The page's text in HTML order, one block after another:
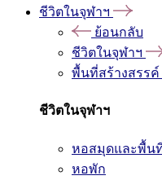
ชีวิตในจุฬาฯ
ย้อนกลับ
ชีวิตในจุฬาฯ
พื้นที่สร้างสรรค์
ชีวิตในจุฬาฯ
หอสมุดและพื้น
หอพัก